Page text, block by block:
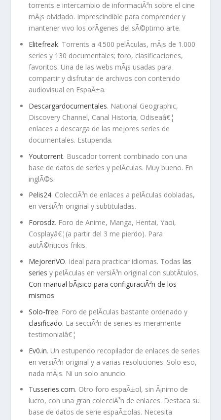
torrents e intercambio de informaciÃ³n sobre el cine
mÃ¡s olvidado. Imprescindible para comprender y
mantener vivo los orÃ­genes del sÃ©ptimo arte.
Elitefreak. Torrents a 4.500 pelÃ­culas, mÃ¡s de 1.000
series y 130 documentales; foro, clasificaciones,
favoritos. Una de las webs mÃ¡s usadas para
compartir y disfrutar de archivos con contenido
audiovisual en EspaÃ±a.
Descargardocumentales. National Geographic,
Discovery Channel, Canal Historia, Odiseaâ€¦
enlaces a descarga de las mejores series de
documentales. Estupenda.
Youtorrent. Buscador torrent combinado con una
base de datos de series y pelÃ­culas. Muy bueno. En
inglÃ©s.
Pelis24. ColecciÃ³n de enlaces a pelÃ­culas dobladas,
en versiÃ³n original y subtituladas.
Forosdz. Foro de Anime, Manga, Hentai, Yaoi,
Cosplayâ€¦(a partir del 3 me pierdo). Para
autÃ©nticos frikis.
MejorenVO. Ideal para practicar idiomas. Todaslas
series y pelÃ­culas en versiÃ³n original con subtÃ­tulos.
Con manual bÃ¡sico para configuraciÃ³n de los
mismos.
Solo-free. Foro de pelÃ­culas bastante ordenado y
clasificado. La secciÃ³n de series es meramente
testimonialâ€¦
Ev0.in. Un estupendo recopilador de enlaces de series
en versiÃ³n original y a varias resoluciones. Solo eso,
nada mÃ¡s. Ni un solo anuncio.
Tusseries.com. Otro foro espaÃ±ol, sin Ã¡nimo de
lucro, con una gran colecciÃ³n de enlaces. Destaca su
base de datos de serie espaÃ±olas. Necesita